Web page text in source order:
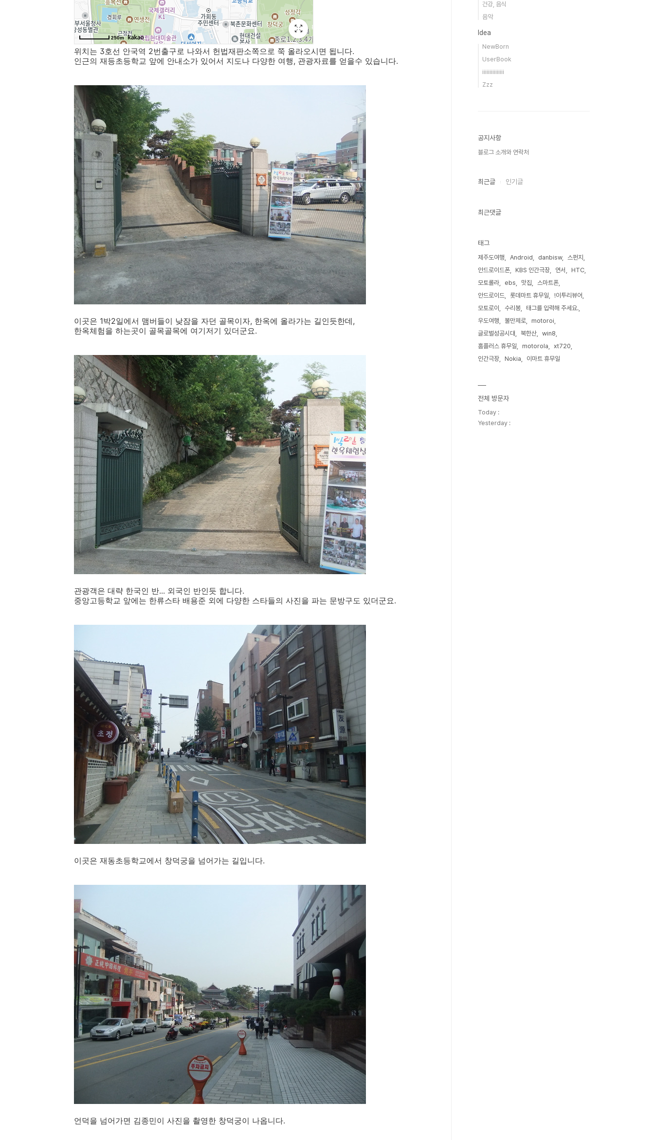
위치는 3호선 안국역 2번출구로 나와서 헌법재판소쪽으로 쭉 올라오시면 됩니다.
인근의 재등초등학교 앞에 안내소가 있어서 지도나 다양한 여행, 관광자료를 얻을수 있습니다.
이곳은 1박2일에서 맴버들이 낮잠을 자던 골목이자, 한옥에 올라가는 길인듯한데,
한옥체험을 하는곳이 골목골목에 여기저기 있더군요.
관광객은 대략 한국인 반... 외국인 반인듯 합니다.
중앙고등학교 앞에는 한류스타 배용준 외에 다양한 스타들의 사진을 파는 문방구도 있더군요.
이곳은 재동초등학교에서 창덕궁을 넘어가는 길입니다.
언덕을 넘어가면 김종민이 사진을 촬영한 창덕궁이 나옵니다.
건강, 음식
음악
Idea
NewBorn
UserBook
iiiiiiiiiiiiiii
Zzz
공지사항
블로그 소개와 연락처
최근글 인기글
최근댓글
태그
제주도여행 Android danbisw
스펀지
안드로이드폰
KBS 인간극장 연서
HTC
모토롤라
ebs 맛집
스마트폰
안드로이드
롯데마트 휴무일
!이투리뷰어
모토로이
수리봉
태그를 입력해 주세요.
우도여행
불만제로
motoroi
글로벌성공시대
북한산
win8
홈플러스 휴무일
motorola
xt720
인간극장
Nokia 이마트 휴무일
전체 방문자
Today :
Yesterday :